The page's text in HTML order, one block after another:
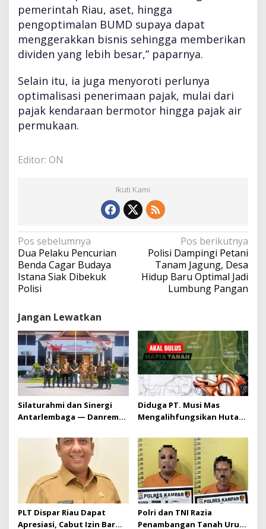
pemerintah Riau, aset, hingga
pengoptimalan BUMD supaya dapat
menggerakkan bisnis sehingga memberikan
dividen yang lebih besar,” paparnya.
Selain itu, ia juga menyoroti perlunya
optimalisasi penerimaan pajak, mulai dari
pajak kendaraan bermotor hingga pajak air
permukaan.
Editor: ON
Ikuti Kami
N
a
v
i
g
a
i
p
o
s
Pos sebelumnya
Dua Pelaku Pencurian
Benda Cagar Budaya
Istana Siak Dibekuk
Polisi
Pos berikutnya
Polisi Dampingi Petani
Tanam Jagung, Desa
Hidup Baru Optimal Jadi
Lumbung Pangan
Jangan Lewatkan
Silaturahmi dan Sinergi
Antarlembaga — Danrem
Kejaksaan Negeri Kuansing
Diduga PT. Musi Mas
Mengalihfungsikan Hutan
diduga melebihi batas izin
yang diizinkan
PLT Dispar Riau Dapat
Apresiasi, Cabut Izin Bar
Polri dan TNI Razia
Penambangan Tanah Urug,